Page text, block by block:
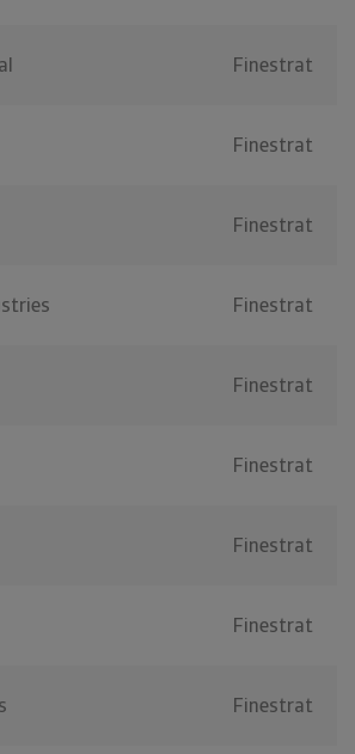
Finestrat
Finestrat
Finestrat
Finestrat
Finestrat
Finestrat
Finestrat
Finestrat
Finestrat